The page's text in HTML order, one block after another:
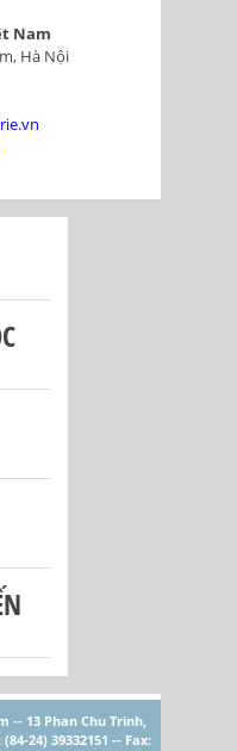
Nam
Hà Nội
-- 13 Phan Chu Trinh,
24) 39332151 -- Fax: